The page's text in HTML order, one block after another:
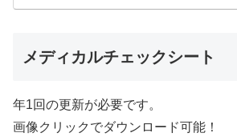
メディカルチェックシート
年1回の更新が必要です。
画像クリックでダウンロード可能！